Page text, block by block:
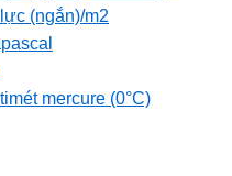
(ngắn)/m2
mercure (0°C)